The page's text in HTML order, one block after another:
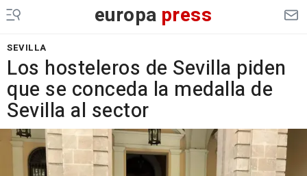
europa press
SEVILLA
Los hosteleros de Sevilla piden
que se conceda la medalla de
Sevilla al sector